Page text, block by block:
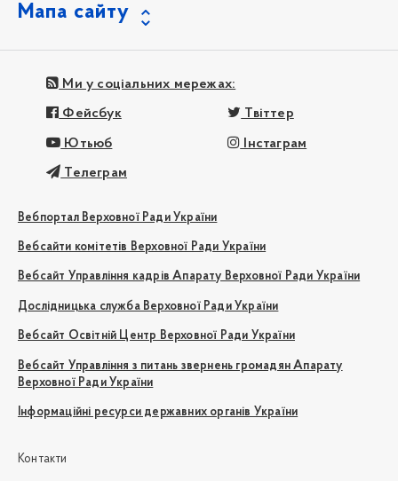
Мапа сайту
Ми у соціальних мережах:
Фейсбук Твіттер
Ютьюб Інстаграм
Телеграм
Вебпортал Верховної Ради України
Вебсайти комітетів Верховної Ради України
Вебсайт Управління кадрів Апарату Верховної Ради України
Дослідницька служба Верховної Ради України
Вебсайт Освітній Центр Верховної Ради України
Вебсайт Управління з питань звернень громадян Апарату
Верховної Ради України
Інформаційні ресурси державних органів України
Контакти